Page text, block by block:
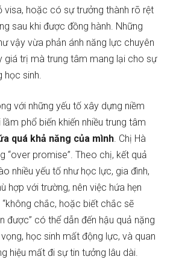
visa, hoặc có sự trưởng thành rõ rệt
sau khi được đồng hành. Những
vậy vừa phản ánh năng lực chuyên
giá trị mà trung tâm mang lại cho sự
sinh.
với những yếu tố xây dựng niềm
phổ biến khiến nhiều trung tâm
quá khả năng của mình . Chị Hà
“over promise”. Theo chị, kết quả
nhiều yếu tố như học lực, gia đình,
hợp với trường, nên việc hứa hẹn
chắc, hoặc biết chắc sẽ
được” có thể dẫn đến hậu quả nặng
học sinh mất động lực, và quan
hiệu mất đi sự tin tưởng lâu dài.